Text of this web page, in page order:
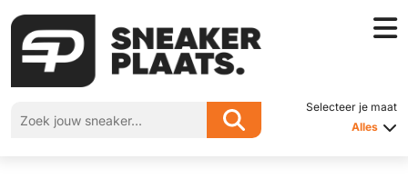
Selecteer je maat
Alles